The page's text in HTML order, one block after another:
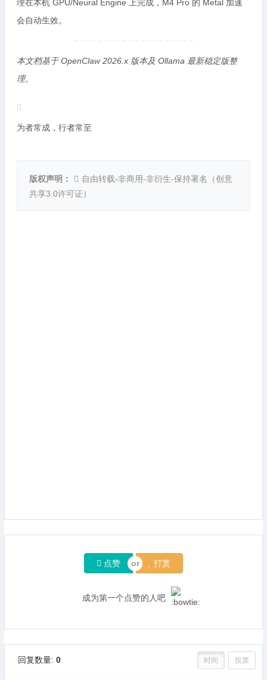
理在本机 GPU/Neural Engine 上完成，M4 Pro 的 Metal 加速
会自动生效。
本文档基于 OpenClaw 2026.x 版本及 Ollama 最新稳定版整
理。
为者常成，行者常至
版权声明： 自由转载-非商用-非衍生-保持署名（创意
共享3.0许可证）
点赞 打赏
成为第一个点赞的人吧
回复数量: 0 时间 投票